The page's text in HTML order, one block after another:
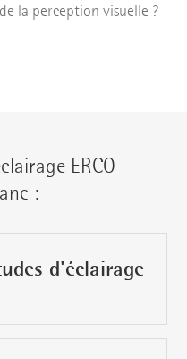
la perception visuelle ?
ERCO
:
d'éclairage